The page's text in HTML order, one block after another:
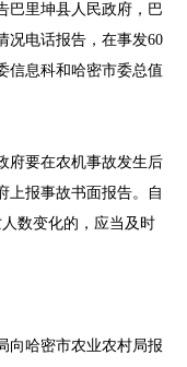
巴里坤县人民政府， 巴
况电话报告，在事发60
信息科和哈密市委总值
府要在农机事故发生后
上报事故书面报告。自
数变化的，应当及时
向哈密市农业农村局报